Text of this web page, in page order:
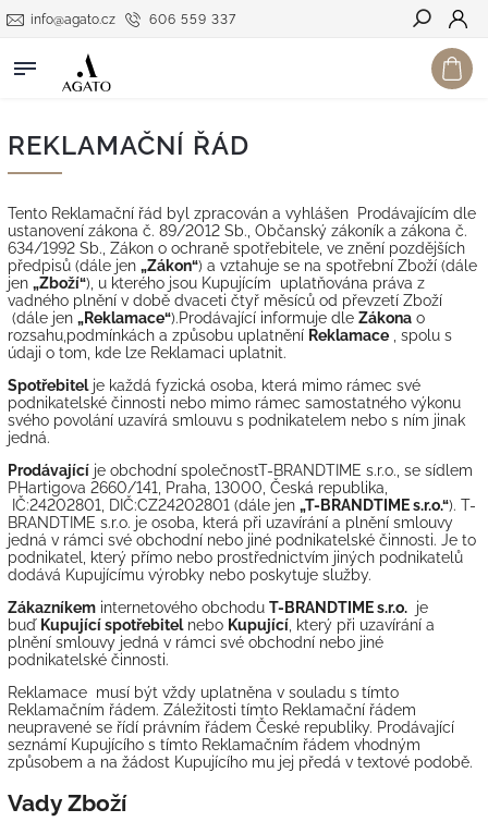
606 559 337
info@agato.cz
Hledat
REKLAMAČNÍ ŘÁD
Tento Reklamační řád byl zpracován a vyhlášen Prodávajícím dle
ustanovení zákona č. 89/2012 Sb., Občanský zákoník a zákona č.
634/1992 Sb., Zákon o ochraně spotřebitele, ve znění pozdějších
předpisů (dále jen „Zákon“) a vztahuje se na spotřební Zboží (dále
jen „Zboží“), u kterého jsou Kupujícím uplatňována práva z
vadného plnění v době dvaceti čtyř měsíců od převzetí Zboží
(dále jen „Reklamace“).Prodávající informuje dle Zákona o
rozsahu,podmínkách a způsobu uplatnění Reklamace
, spolu s
údaji o tom, kde lze Reklamaci uplatnit.
Spotřebitel je každá fyzická osoba, která mimo rámec své
podnikatelské činnosti nebo mimo rámec samostatného výkonu
svého povolání uzavírá smlouvu s podnikatelem nebo s ním jinak
jedná.
Prodávající je obchodní společnostT-BRANDTIME s.r.o. , se sídlem
PHartigova 2660/141, Praha, 13000, Česká republika
IČ:24202801 , DIČ:CZ24202801 (dále jen „T-BRANDTIME s.r.o.“). T-
BRANDTIME s.r.o. je osoba, která při uzavírání a plnění smlouvy
jedná v rámci své obchodní nebo jiné podnikatelské činnosti. Je to
podnikatel, který přímo nebo prostřednictvím jiných podnikatelů
dodává Kupujícímu výrobky nebo poskytuje služby.
Zákazníkem internetového obchodu T-BRANDTIME s.r.o. je
buď Kupující spotřebitel nebo Kupující , který při uzavírání a
plnění smlouvy jedná v rámci své obchodní nebo jiné
podnikatelské činnosti.
Reklamace musí být vždy uplatněna v souladu s tímto
Reklamačním řádem. Záležitosti tímto Reklamační řádem
neupravené se řídí právním řádem České republiky. Prodávající
seznámí Kupujícího s tímto Reklamačním řádem vhodným
způsobem a na žádost Kupujícího mu jej předá v textové podobě.
Vady Zboží